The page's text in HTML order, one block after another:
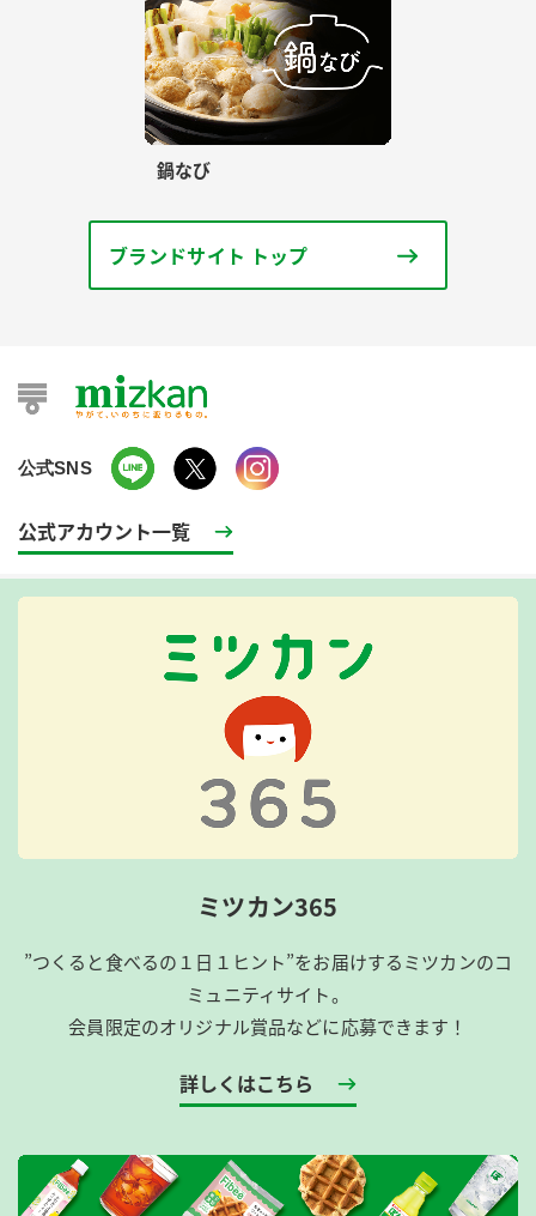
鍋なび
ブランドサイト トップ
公式SNS
公式アカウント一覧
ミツカン365
”つくると食べるの１日１ヒント”をお届けするミツカンのコ
ミュニティサイト。
会員限定のオリジナル賞品などに応募できます！
詳しくはこちら